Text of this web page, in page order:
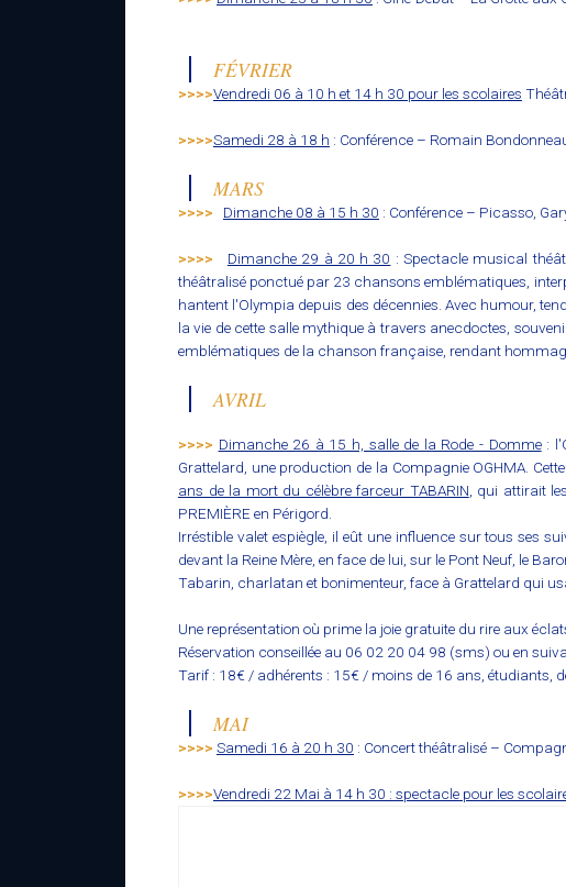
FÉVRIER
>>>>Vendredi 06 à 10 h et 14 h 30 pour les scolaires
>>>>Samedi 28 à 18 h : Conférence – Romain
MARS
>>>> Dimanche 08 à 15 h 30 : Conférence – Picasso,
>>>> Dimanche 29 à 20 h 30 : Spectacle musical
théâtralisé ponctué par 23 chansons emblématiques,
hantent l'Olympia depuis des décennies. Avec humour,
la vie de cette salle mythique à travers anecdoctes,
emblématiques de la chanson française, rendant
AVRIL
>>>> Dimanche 26 à 15 h, salle de la Rode - Domme:
Grattelard, une production de la Compagnie OGHMA.
ans de la mort du célèbre farceur TABARIN, qui attirait
PREMIÈRE en Périgord.
Irréstible valet espiègle, il eût une influence sur tous ses
devant la Reine Mère, en face de lui, sur le Pont Neuf, le
Tabarin, charlatan et bonimenteur, face à Grattelard qui
Une représentation où prime la joie gratuite du rire aux
Réservation conseillée au 06 02 20 04 98 (sms) ou en
Tarif : 18€ / adhérents : 15€ / moins de 16 ans, étudiants,
MAI
>>>> Samedi 16 à 20 h 30 : Concert théâtralisé –
>>>>Vendredi 22 Mai à 14 h 30 : spectacle pour les